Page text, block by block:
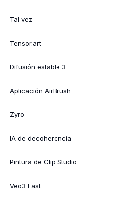
Tal vez
Tensor.art
Difusión estable 3
Aplicación AirBrush
Zyro
IA de decoherencia
Pintura de Clip Studio
Veo3 Fast